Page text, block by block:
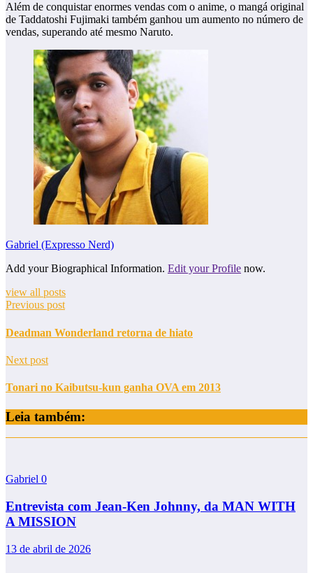
Além de conquistar enormes vendas com o anime, o mangá original
de Taddatoshi Fujimaki também ganhou um aumento no número de
vendas, superando até mesmo Naruto.
Gabriel (Expresso Nerd)
Add your Biographical Information. Edit your Profile now.
view all posts
Previous post
Deadman Wonderland retorna de hiato
Next post
Tonari no Kaibutsu-kun ganha OVA em 2013
Leia também:
Gabriel 0
Entrevista com Jean-Ken Johnny, da MAN WITH
A MISSION
13 de abril de 2026